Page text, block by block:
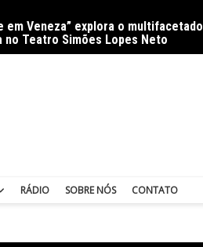
Veneza” explora o multifacetado
no Teatro Simões Lopes Neto
RÁDIO SOBRE NÓS CONTATO